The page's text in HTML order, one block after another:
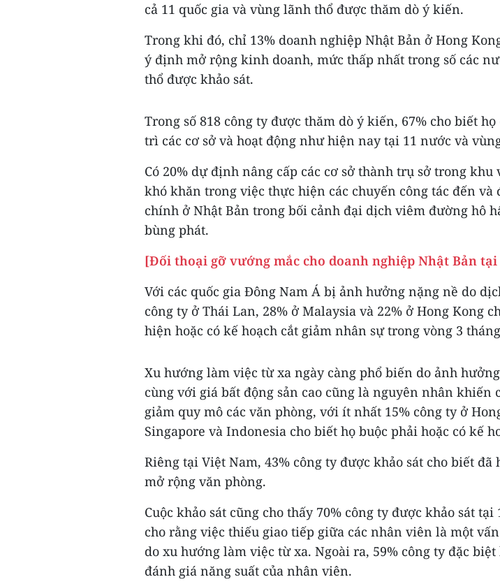
cả 11 quốc gia và vùng lãnh thổ được thăm dò ý kiến.
Trong khi đó, chỉ 13% doanh nghiệp Nhật Bản ở Hong
ý định mở rộng kinh doanh, mức thấp nhất trong số các
thổ được khảo sát.
Trong số 818 công ty được thăm dò ý kiến, 67% cho biết
trì các cơ sở và hoạt động như hiện nay tại 11 nước và
Có 20% dự định nâng cấp các cơ sở thành trụ sở trong khu
khó khăn trong việc thực hiện các chuyến công tác đến và
chính ở Nhật Bản trong bối cảnh đại dịch viêm đường hô
bùng phát.
[Đối thoại gỡ vướng mắc cho doanh nghiệp Nhật Bản
Với các quốc gia Đông Nam Á bị ảnh hưởng nặng nề do
công ty ở Thái Lan, 28% ở Malaysia và 22% ở Hong Kong
hiện hoặc có kế hoạch cắt giảm nhân sự trong vòng 3
Xu hướng làm việc từ xa ngày càng phổ biến do ảnh
cùng với giá bất động sản cao cũng là nguyên nhân khiến
giảm quy mô các văn phòng, với ít nhất 15% công ty ở
Singapore và Indonesia cho biết họ buộc phải hoặc có kế
Riêng tại Việt Nam, 43% công ty được khảo sát cho biết đã
mở rộng văn phòng.
Cuộc khảo sát cũng cho thấy 70% công ty được khảo sát
cho rằng việc thiếu giao tiếp giữa các nhân viên là một
do xu hướng làm việc từ xa. Ngoài ra, 59% công ty đặc
đánh giá năng suất của nhân viên.